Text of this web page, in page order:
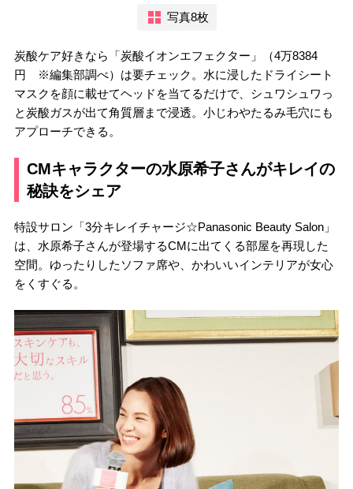
写真8枚
炭酸ケア好きなら「炭酸イオンエフェクター」（4万8384
円 ※編集部調べ）は要チェック。水に浸したドライシート
マスクを顔に載せてヘッドを当てるだけで、シュワシュワっ
と炭酸ガスが出て角質層まで浸透。小じわやたるみ毛穴にも
アプローチできる。
CMキャラクターの水原希子さんがキレイの
秘訣をシェア
特設サロン「3分キレイチャージ☆Panasonic Beauty Salon」
は、水原希子さんが登場するCMに出てくる部屋を再現した
空間。ゆったりしたソファ席や、かわいいインテリアが女心
をくすぐる。